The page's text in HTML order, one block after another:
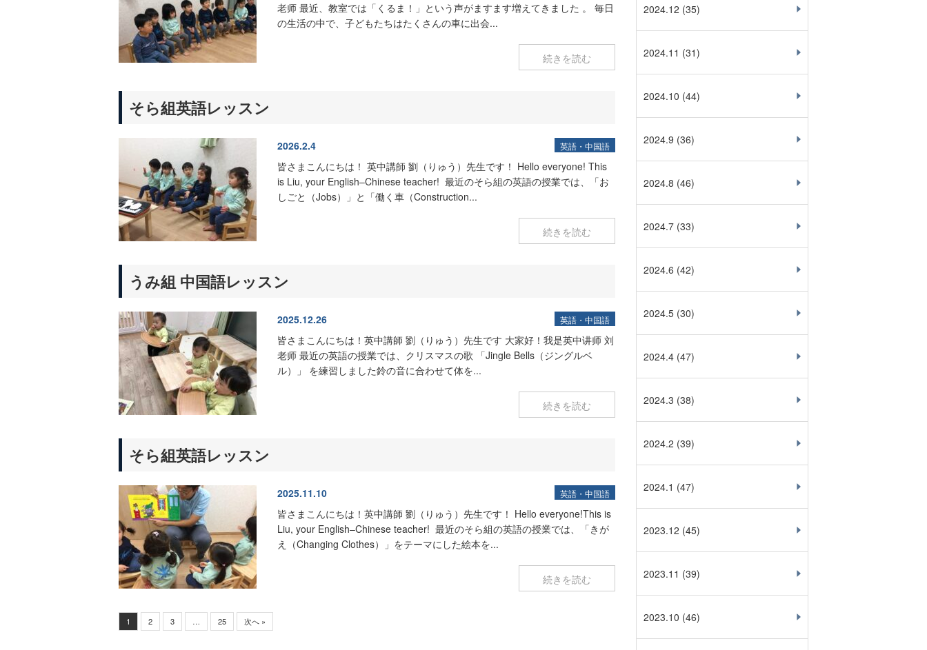
老师 最近、教室では「くるま！」という声がますます増えてきました 。 毎日
の生活の中で、子どもたちはたくさんの車に出会...
続きを読む
そら組英語レッスン
2026.2.4 英語・中国語
皆さまこんにちは！ 英中講師 劉（りゅう）先生です！ Hello everyone! This
is Liu, your English–Chinese teacher! 最近のそら組の英語の授業では、「お
しごと（Jobs）」と「働く車（Construction...
続きを読む
うみ組 中国語レッスン
2025.12.26 英語・中国語
皆さまこんにちは！英中講師 劉（りゅう）先生です 大家好！我是英中讲师 刘
老师 最近の英語の授業では、クリスマスの歌 「Jingle Bells（ジングルベ
ル）」 を練習しました鈴の音に合わせて体を...
続きを読む
そら組英語レッスン
2025.11.10 英語・中国語
皆さまこんにちは！英中講師 劉（りゅう）先生です！ Hello everyone!This is
Liu, your English–Chinese teacher! 最近のそら組の英語の授業では、「きが
え（Changing Clothes）」をテーマにした絵本を...
続きを読む
1 2 3 … 25 次へ »
2024.12 (35)
2024.11 (31)
2024.10 (44)
2024.9 (36)
2024.8 (46)
2024.7 (33)
2024.6 (42)
2024.5 (30)
2024.4 (47)
2024.3 (38)
2024.2 (39)
2024.1 (47)
2023.12 (45)
2023.11 (39)
2023.10 (46)